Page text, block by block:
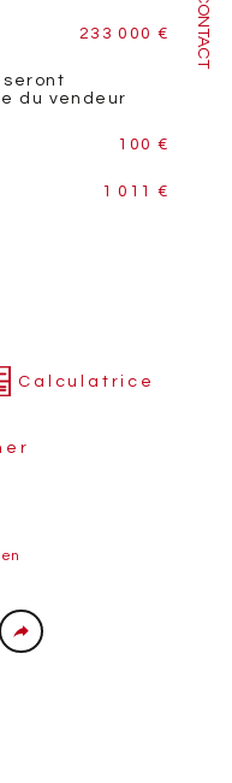
CONTACT
DAGON
233 000 €
seront
du vendeur
100 €
1 011 €
Calculatrice